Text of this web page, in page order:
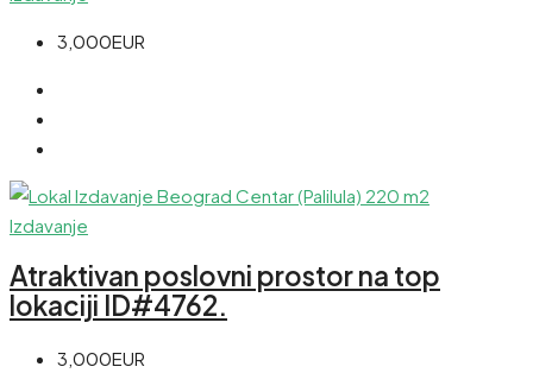
3,000EUR
Izdavanje
Atraktivan poslovni prostor na top
lokaciji ID#4762.
3,000EUR